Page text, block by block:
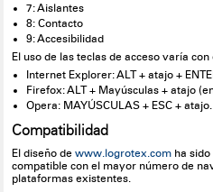
7: Aislantes
8: Contacto
9: Accesibilidad
El uso de las teclas de acceso varía
Internet Explorer: ALT + atajo +
Firefox: ALT + Mayúsculas + atajo
Opera: MAYÚSCULAS + ESC + atajo.
Compatibilidad
El diseño dewww.logrotex.com ha
compatible con el mayor número de
plataformas existentes.